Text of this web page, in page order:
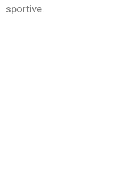
sportive.